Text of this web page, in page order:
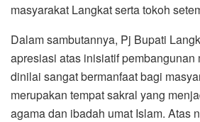
masyarakat Langkat serta tokoh
Dalam sambutannya, Pj Bupati
apresiasi atas inisiatif pembangunan
dinilai sangat bermanfaat bagi
merupakan tempat sakral yang
agama dan ibadah umat Islam. Atas